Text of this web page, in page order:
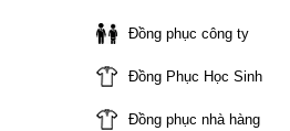
Đồng phục công ty
Đồng Phục Học Sinh
Đồng phục nhà hàng